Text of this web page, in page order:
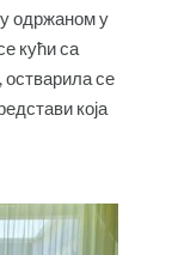
одржаном у
кући са
остварила се
која